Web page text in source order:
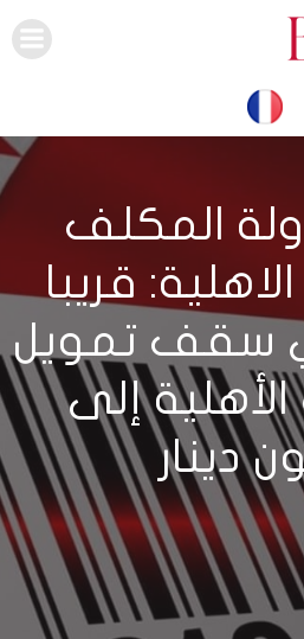
المكلف
قريبا
سقف تمويل
إلى
دينار